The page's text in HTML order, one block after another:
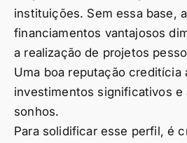
instituições. Sem essa base,
financiamentos vantajosos
a realização de projetos
Uma boa reputação creditícia
investimentos significativos e
sonhos.
Para solidificar esse perfil, é